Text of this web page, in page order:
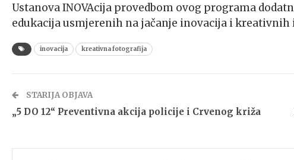
Ustanova INOVAcija provedbom ovog programa
edukacija usmjerenih na jačanje inovacija i kreativnih
inovacija kreativna fotografija
STARIJA OBJAVA
„5 DO 12“ Preventivna akcija policije i Crvenog križa